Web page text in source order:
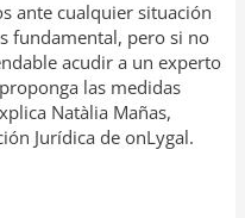
ante cualquier situación
fundamental, pero si no
acudir a un experto
las medidas
Natàlia Mañas,
Jurídica de onLygal.